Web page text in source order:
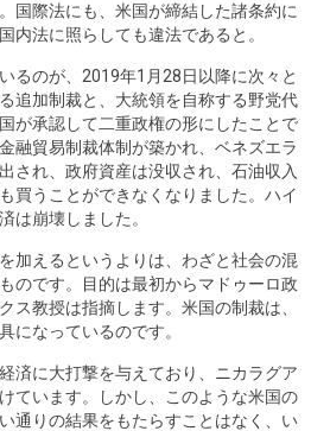
国際法にも、米国が締結した諸条約に
内法に照らしても違法であると。
るのが、2019年1月28日以降に次々と
追加制裁と、大統領を自称する野党代
が承認して二重政権の形にしたことで
融貿易制裁体制が築かれ、ベネズエラ
され、政府資産は没収され、石油収入
買うことができなくなりました。ハイ
は崩壊しました。
加えるというよりは、わざと社会の混
のです。目的は最初からマドゥーロ政
ス教授は指摘します。米国の制裁は、
になっているのです。
済に大打撃を与えており、ニカラグア
ています。しかし、このような米国の
通りの結果をもたらすことはなく、い